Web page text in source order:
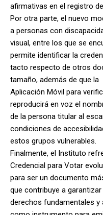
afirmativas en el registro
Por otra parte, el nuevo
a personas con
visual, entre los que se
permite identificar la
tacto respecto de otros
tamaño, además de que la
Aplicación Móvil para
reproducirá en voz el
de la persona titular al
condiciones de
estos grupos vulnerables.
Finalmente, el Instituto
Credencial para Votar
para ser un documento
que contribuye a garantizar
derechos fundamentales